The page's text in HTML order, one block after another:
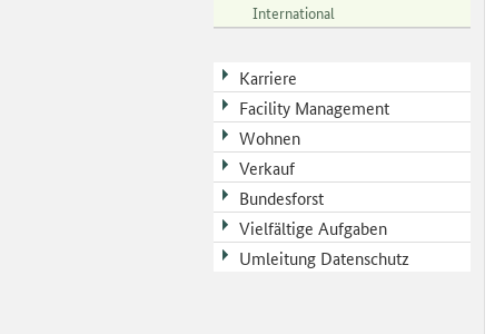
International
Karriere
Facility Management
Wohnen
Verkauf
Bundesforst
Vielfältige Aufgaben
Umleitung Datenschutz